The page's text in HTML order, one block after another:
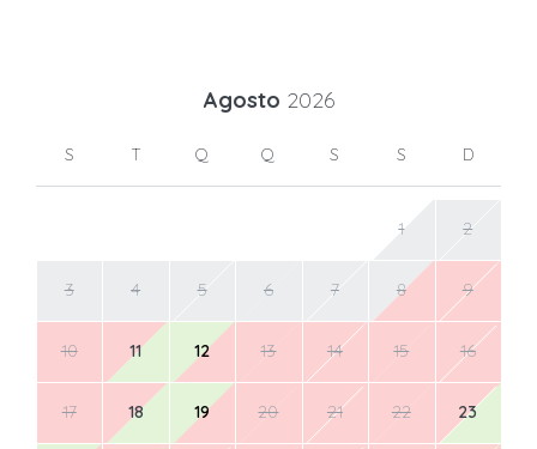
Agosto 2026
S T Q Q S S D
1 2
3 4 5 6 7 8 9
10 11 12 13 14 15 16
17 18 19 20 21 22 23